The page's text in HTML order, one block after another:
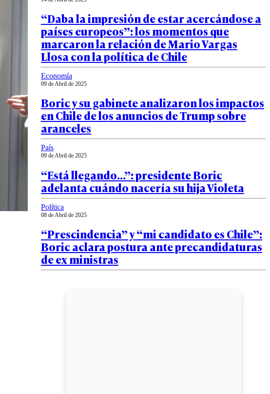
“Daba la impresión de estar acercándose a
países europeos”: los momentos que
marcaron la relación de Mario Vargas
Llosa con la política de Chile
Economía
09 de Abril de 2025
Boric y su gabinete analizaron los impactos
en Chile de los anuncios de Trump sobre
aranceles
País
09 de Abril de 2025
“Está llegando…”: presidente Boric
adelanta cuándo nacería su hija Violeta
Política
08 de Abril de 2025
“Prescindencia” y “mi candidato es Chile”:
Boric aclara postura ante precandidaturas
de ex ministras